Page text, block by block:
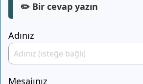
✏️ Bir cevap yazın
Adınız
Mesajınız